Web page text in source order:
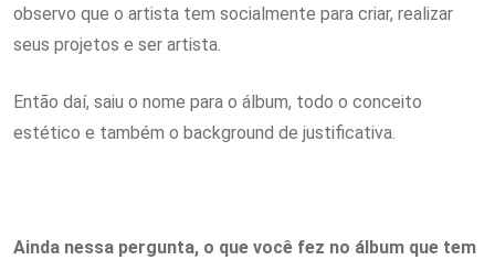
observo que o artista tem socialmente para criar, realizar
seus projetos e ser artista.
Então daí, saiu o nome para o álbum, todo o conceito
estético e também o background de justificativa.
Ainda nessa pergunta, o que você fez no álbum que tem